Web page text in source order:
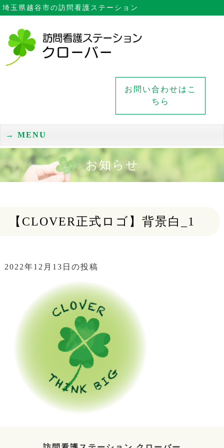
埼玉県越谷市の訪問看護ステーション
お問い合わせはこ
ちら
MENU
お知らせ
【CLOVER正式ロゴ】背景白_1
2022年12月13日の投稿